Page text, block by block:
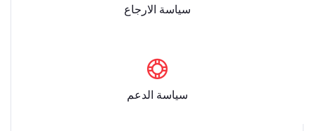
سياسة الارجاع
سياسة الدعم